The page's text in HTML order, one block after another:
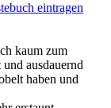
eintragen
kaum zum
ausdauernd
haben und